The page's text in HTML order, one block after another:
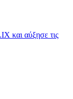
και αύξησε τις